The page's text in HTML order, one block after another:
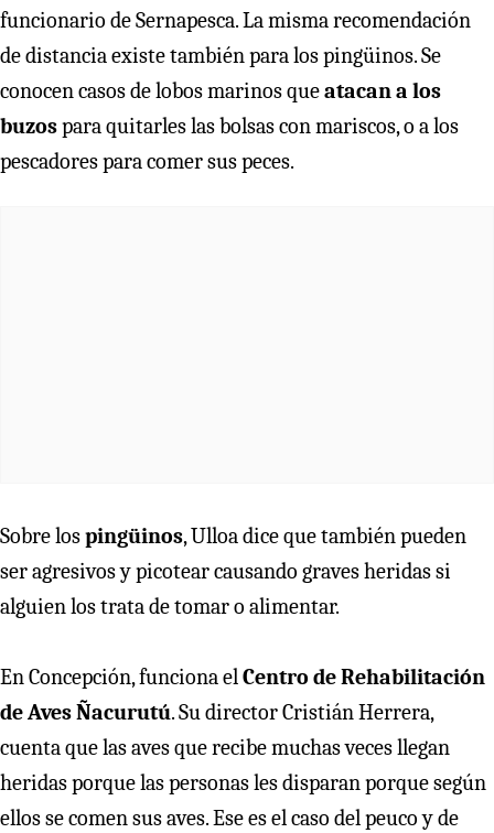
funcionario de Sernapesca. La misma recomendación
de distancia existe también para los pingüinos. Se
conocen casos de lobos marinos queatacan a los
buzospara quitarles las bolsas con mariscos, o a los
pescadores para comer sus peces.
Sobre lospingüinos, Ulloa dice que también pueden
ser agresivos y picotear causando graves heridas si
alguien los trata de tomar o alimentar.
En Concepción, funciona elCentro de Rehabilitación
de Aves Ñacurutú. Su director Cristián Herrera,
cuenta que las aves que recibe muchas veces llegan
heridas porque las personas les disparan porque según
ellos se comen sus aves. Ese es el caso del peuco y de